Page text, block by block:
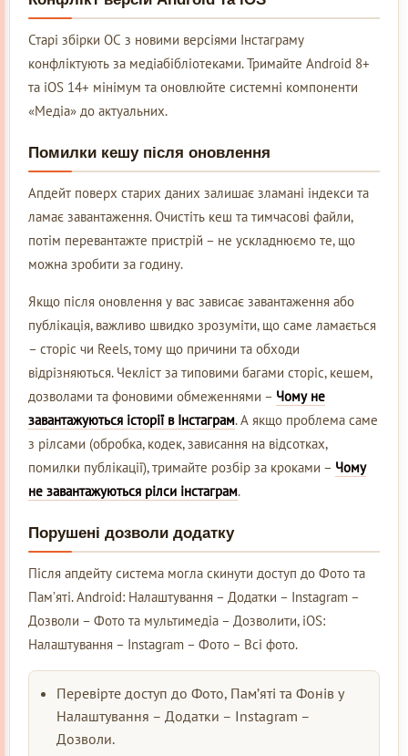
Старі збірки ОС з новими версіями Інстаграму
конфліктують за медіабібліотеками. Тримайте Android 8+
та iOS 14+ мінімум та оновлюйте системні компоненти
«Медіа» до актуальних.
Помилки кешу після оновлення
Апдейт поверх старих даних залишає зламані індекси та
ламає завантаження. Очистіть кеш та тимчасові файли,
потім перевантажте пристрій – не ускладнюємо те, що
можна зробити за годину.
Якщо після оновлення у вас зависає завантаження або
публікація, важливо швидко зрозуміти, що саме ламається
– сторіс чи Reels, тому що причини та обходи
відрізняються. Чекліст за типовими багами сторіс, кешем,
дозволами та фоновими обмеженнями – Чому не
завантажуються історії в Інстаграм. А якщо проблема саме
з рілсами (обробка, кодек, зависання на відсотках,
помилки публікації), тримайте розбір за кроками – Чому
не завантажуються рілси інстаграм.
Порушені дозволи додатку
Після апдейту система могла скинути доступ до Фото та
Пам’яті. Android: Налаштування – Додатки – Instagram –
Дозволи – Фото та мультимедіа – Дозволити, iOS:
Налаштування – Instagram – Фото – Всі фото.
Перевірте доступ до Фото, Пам’яті та Фонів у
Налаштування – Додатки – Instagram –
Дозволи.